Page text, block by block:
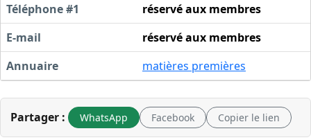
Téléphone #1
réservé aux membres
E-mail
réservé aux membres
Annuaire
matières premières
Partager : WhatsApp Facebook Copier le lien